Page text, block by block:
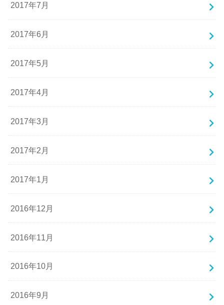
2017年7月
2017年6月
2017年5月
2017年4月
2017年3月
2017年2月
2017年1月
2016年12月
2016年11月
2016年10月
2016年9月